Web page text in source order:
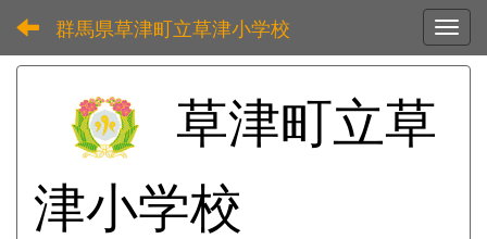
群馬県草津町立草津小学校
草津町立草
津小学校